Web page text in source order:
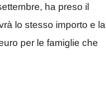
ha preso il
lo stesso importo e la
per le famiglie che